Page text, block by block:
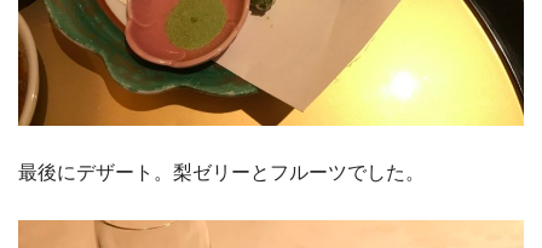
最後にデザート。梨ゼリーとフルーツでした。